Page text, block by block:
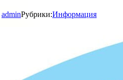
adminРубрики:Информация